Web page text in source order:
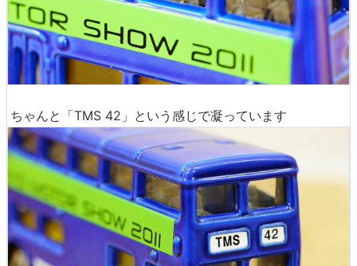
ちゃんと「TMS 42」という感じで凝っています